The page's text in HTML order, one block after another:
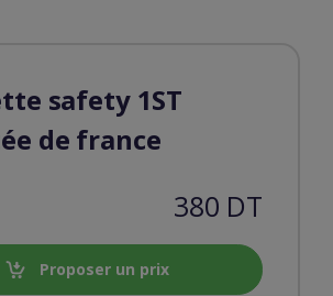
safety 1ST
de france
380 DT
Proposer un prix